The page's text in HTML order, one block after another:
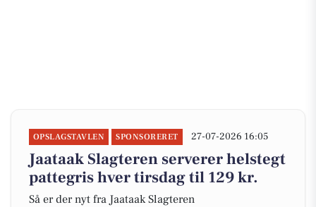
OPSLAGSTAVLEN SPONSORERET 27-07-2026 16:05
Jaataak Slagteren serverer helstegt
pattegris hver tirsdag til 129 kr.
Så er der nyt fra Jaataak Slagteren